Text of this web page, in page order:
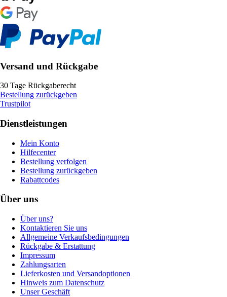
Versand und Rückgabe
30 Tage Rückgaberecht
Bestellung zurückgeben
Trustpilot
Dienstleistungen
Mein Konto
Hilfecenter
Bestellung verfolgen
Bestellung zurückgeben
Rabattcodes
Über uns
Über uns?
Kontaktieren Sie uns
Allgemeine Verkaufsbedingungen
Rückgabe & Erstattung
Impressum
Zahlungsarten
Lieferkosten und Versandoptionen
Hinweis zum Datenschutz
Unser Geschäft